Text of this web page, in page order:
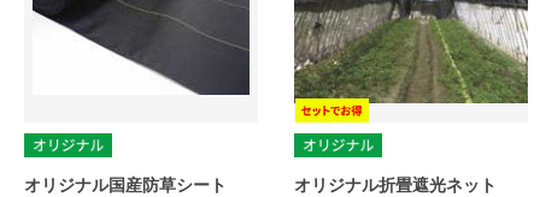
オリジナル国産防草シート
オリジナル折畳遮光ネット